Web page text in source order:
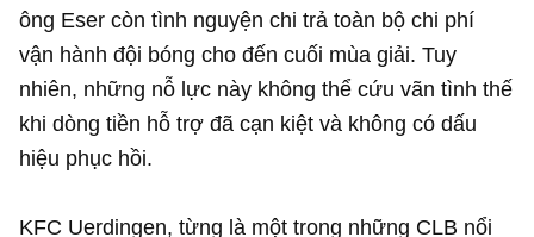
ông Eser còn tình nguyện chi trả toàn bộ chi phí
vận hành đội bóng cho đến cuối mùa giải. Tuy
nhiên, những nỗ lực này không thể cứu vãn tình thế
khi dòng tiền hỗ trợ đã cạn kiệt và không có dấu
hiệu phục hồi.
KFC Uerdingen, từng là một trong những CLB nổi